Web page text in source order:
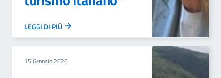
LEGGI DI PIÙ
15 Gennaio 2026